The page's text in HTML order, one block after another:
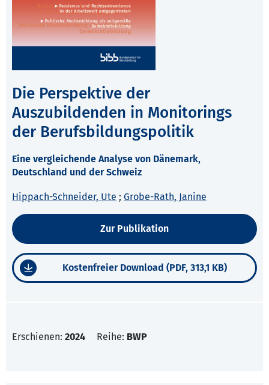
Die Perspektive der
Auszubildenden in Monitorings
der Berufsbildungspolitik
Eine vergleichende Analyse von Dänemark,
Deutschland und der Schweiz
Hippach-Schneider, Ute ; Grobe-Rath, Janine
Zur Publikation
Kostenfreier Download (PDF, 313,1 KB)
Erschienen: 2024 Reihe: BWP